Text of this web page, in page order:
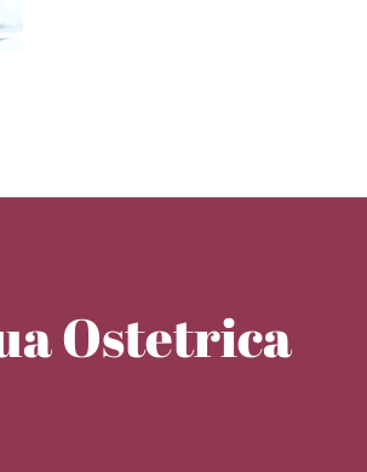
Ostetrica